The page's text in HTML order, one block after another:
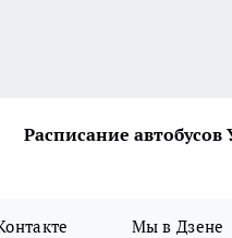
Расписание автобусов
Мы в Дзене